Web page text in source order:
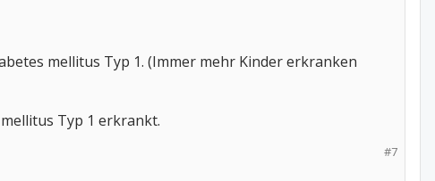
mellitus Typ 1. (Immer mehr Kinder erkranken
Typ 1 erkrankt.
#7